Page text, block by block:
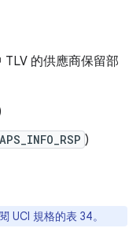
TLV 的供應商保留部
)
UCI 規格的表 34。